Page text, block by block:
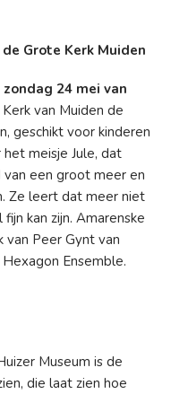
Grote Kerk Muiden
zondag 24 mei van
van Muiden de
geschikt voor kinderen
meisje Jule, dat
een groot meer en
Ze leert dat meer niet
kan zijn. Amarenske
van Peer Gynt van
Ensemble.
Museum is de
die laat zien hoe